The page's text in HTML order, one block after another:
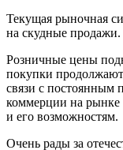
Текущая рыночная
на скудные продажи.
Розничные цены
покупки
связи с постоянным
коммерции на рынке
и его возможностям.
Очень рады за